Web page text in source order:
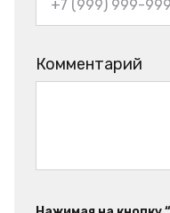
Комментарий